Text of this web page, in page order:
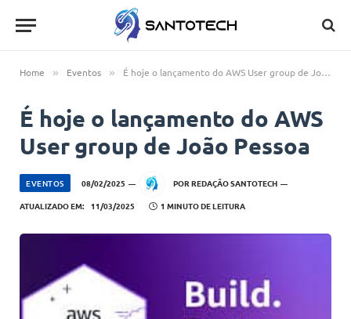
Home » Eventos » É hoje o lançamento do AWS User group de João Pessoa
É hoje o lançamento do AWS
User group de João Pessoa
EVENTOS 08/02/2025 POR REDAÇÃO SANTOTECH
ATUALIZADO EM: 11/03/2025 1 MINUTO DE LEITURA